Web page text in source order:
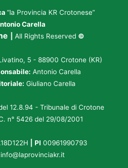
“la Provincia KR Crotonese”
Carella
All Rights Reserved ©
5 - 88900 Crotone (KR)
Antonio Carella
Giuliano Carella
12.8.94 - Tribunale di Crotone
n° 5426 del 29/08/2001
PI 00961990793
info@laprovinciakr.it